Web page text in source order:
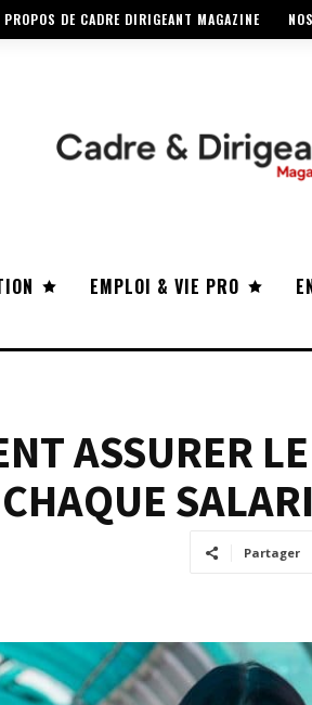
PROPOS DE CADRE DIRIGEANT MAGAZINE
EMPLOI & VIE PRO
ASSURER
Partager